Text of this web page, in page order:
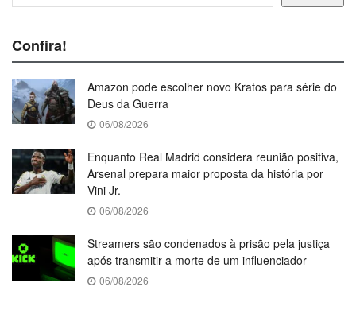
Confira!
Amazon pode escolher novo Kratos para série do
Deus da Guerra
06/08/2026
Enquanto Real Madrid considera reunião positiva,
Arsenal prepara maior proposta da história por
Vini Jr.
06/08/2026
Streamers são condenados à prisão pela justiça
após transmitir a morte de um influenciador
06/08/2026